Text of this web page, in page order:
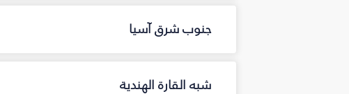
جنوب شرق آسيا
شبه القارة الهندية